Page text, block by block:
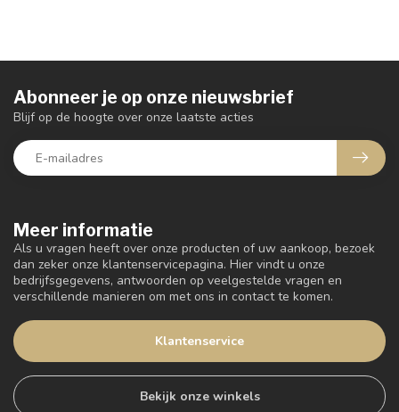
Meer informatie
Als u vragen heeft over onze producten of uw aankoop, bezoek
dan zeker onze klantenservicepagina. Hier vindt u onze
bedrijfsgegevens, antwoorden op veelgestelde vragen en
verschillende manieren om met ons in contact te komen.
Klantenservice
Bekijk onze winkels
Abonneer je op onze nieuwsbrief
Blijf op de hoogte over onze laatste acties